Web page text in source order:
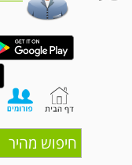
חיפוש מהיר